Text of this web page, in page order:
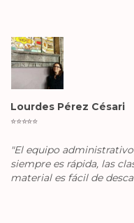
Lourdes Pérez Césari
⭐️⭐️⭐️⭐️⭐️
"El equipo
siempre es rápida, las
material es fácil de